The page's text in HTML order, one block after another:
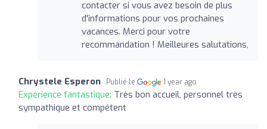
contacter si vous avez besoin de plus
d'informations pour vos prochaines
vacances. Merci pour votre
recommandation ! Meilleures salutations,
Chrystele Esperon Publié le 1 year ago
Expérience fantastique: Très bon accueil, personnel très
sympathique et compétent